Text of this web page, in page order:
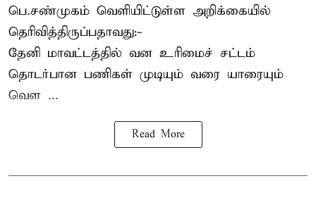
பெ.சண்முகம் வெளியிட்டுள்ள அறிக்கையில்
தெரிவித்திருப்பதாவது:-
தேனி மாவட்டத்தில் வன உரிமைச் சட்டம்
தொடர்பான பணிகள் முடியும் வரை யாரையும்
வெள ...
Read More